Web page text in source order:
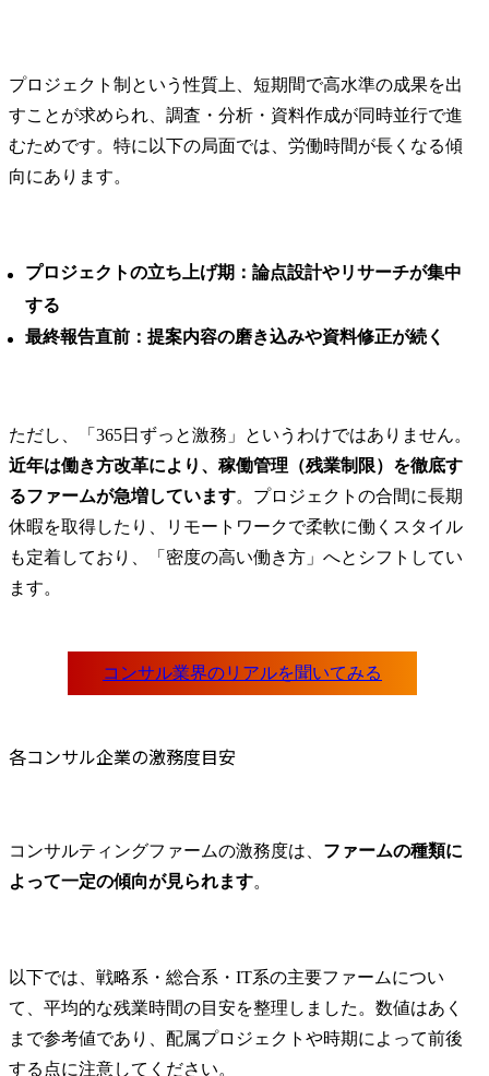
貢献に向けた実施を推進
します。
業務プロセスの標準化、
自動化及び最適化によ
り、より戦略的な知財業
び商標の調査・出願・活
取得と管理を実施しま
財ポートフォリオの構築
と維持を図ります。
・知的財産権の活用促進
と権利侵害予防におい
て、各種プロジェクトへ
の支援と相談対応を実施
社内外の専門家との連携
により、リスク最小化と
す。
プロジェクト制という性質上、短期間で高水準の成果を出
すことが求められ、調査・分析・資料作成が同時並行で進
むためです。特に以下の局面では、労働時間が長くなる傾
向にあります。
プロジェクトの立ち上げ期：論点設計やリサーチが集中
する
最終報告直前：提案内容の磨き込みや資料修正が続く
ただし、「365日ずっと激務」というわけではありません。
近年は働き方改革により、稼働管理（残業制限）を徹底す
るファームが急増しています。プロジェクトの合間に長期
休暇を取得したり、リモートワークで柔軟に働くスタイル
も定着しており、「密度の高い働き方」へとシフトしてい
ます。
各コンサル企業の激務度目安
コンサルティングファームの激務度は、 ファームの種類に
よって一定の傾向が見られます。
以下では、戦略系・総合系・IT系の主要ファームについ
て、平均的な残業時間の目安を整理しました。数値はあく
まで参考値であり、配属プロジェクトや時期によって前後
する点に注意してください。